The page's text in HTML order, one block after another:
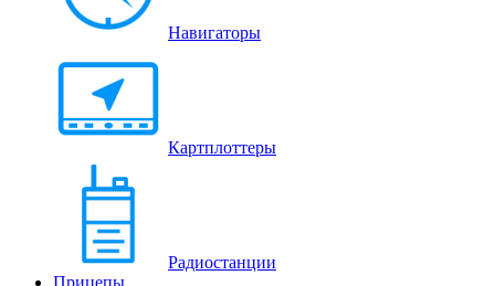
Навигаторы
Картплоттеры
Радиостанции
Прицепы